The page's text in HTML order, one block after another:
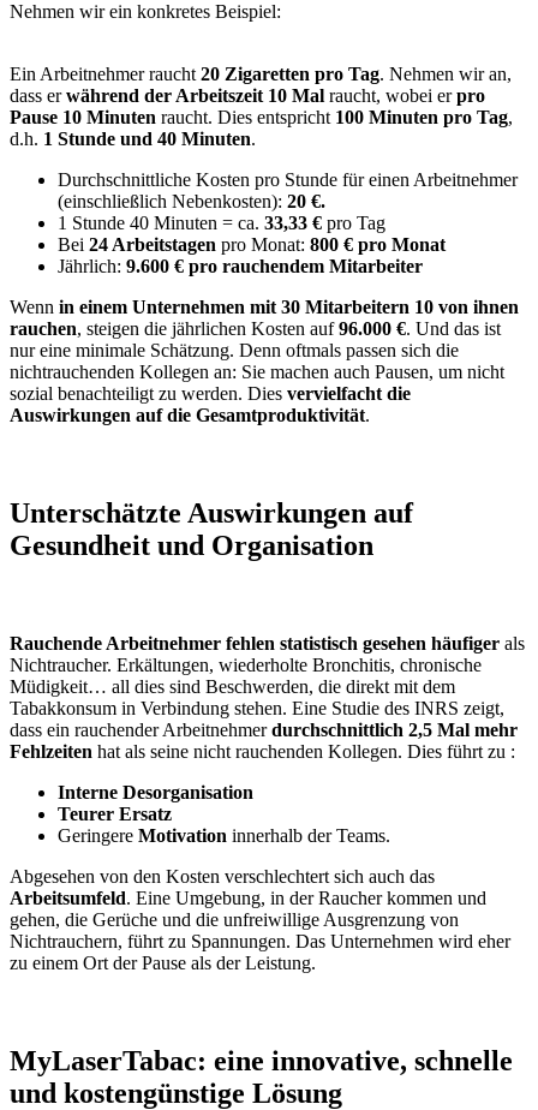
Nehmen wir ein konkretes Beispiel:
Ein Arbeitnehmer raucht 20 Zigaretten pro Tag. Nehmen wir an,
dass erwährend der Arbeitszeit 10 Mal raucht, wobei erpro
Pause 10 Minuten raucht. Dies entspricht 100 Minuten pro Tag,
d.h. 1 Stunde und 40 Minuten.
Durchschnittliche Kosten pro Stunde für einen Arbeitnehmer
(einschließlich Nebenkosten): 20 €.
1 Stunde 40 Minuten = ca. 33,33 € pro Tag
Bei 24 Arbeitstagen pro Monat: 800 € pro Monat
Jährlich: 9.600 € pro rauchendem Mitarbeiter
Wenn in einem Unternehmen mit 30 Mitarbeitern 10 von ihnen
rauchen, steigen die jährlichen Kosten auf96.000 €. Und das ist
nur eine minimale Schätzung. Denn oftmals passen sich die
nichtrauchenden Kollegen an: Sie machen auch Pausen, um nicht
sozial benachteiligt zu werden. Dies vervielfacht die
Auswirkungen auf die Gesamtproduktivität.
Unterschätzte Auswirkungen auf
Gesundheit und Organisation
Rauchende Arbeitnehmer fehlen statistisch gesehen häufiger als
Nichtraucher. Erkältungen, wiederholte Bronchitis, chronische
Müdigkeit… all dies sind Beschwerden, die direkt mit dem
Tabakkonsum in Verbindung stehen. Eine Studie des INRS zeigt,
dass ein rauchender Arbeitnehmerdurchschnittlich 2,5 Mal mehr
Fehlzeiten hat als seine nicht rauchenden Kollegen. Dies führt zu :
Interne Desorganisation
Teurer Ersatz
Geringere Motivation innerhalb der Teams.
Abgesehen von den Kosten verschlechtert sich auch das
Arbeitsumfeld. Eine Umgebung, in der Raucher kommen und
gehen, die Gerüche und die unfreiwillige Ausgrenzung von
Nichtrauchern, führt zu Spannungen. Das Unternehmen wird eher
zu einem Ort der Pause als der Leistung.
MyLaserTabac: eine innovative, schnelle
und kostengünstige Lösung